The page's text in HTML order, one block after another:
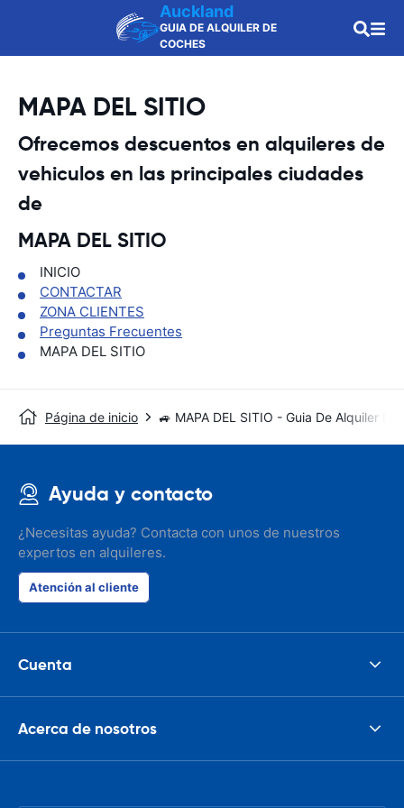
Auckland
GUIA DE ALQUILER DE
COCHES
MAPA DEL SITIO
Ofrecemos descuentos en alquileres de
vehiculos en las principales ciudades
de
MAPA DEL SITIO
INICIO
CONTACTAR
ZONA CLIENTES
Preguntas Frecuentes
MAPA DEL SITIO
Página de inicio 🚙 MAPA DEL SITIO - Guia De Alquiler De
Ayuda y contacto
¿Necesitas ayuda? Contacta con unos de nuestros
expertos en alquileres.
Atención al cliente
Cuenta
Acerca de nosotros